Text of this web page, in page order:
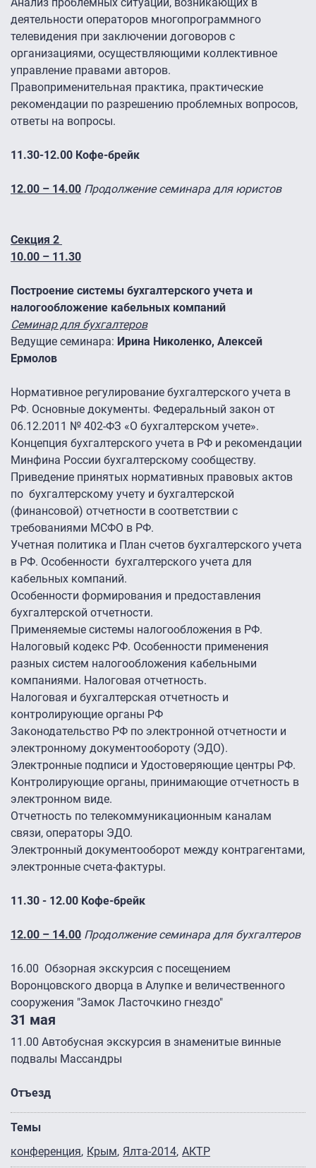
Анализ проблемных ситуаций, возникающих в
деятельности операторов многопрограммного
телевидения при заключении договоров с
организациями, осуществляющими коллективное
управление правами авторов.
Правоприменительная практика, практические
рекомендации по разрешению проблемных вопросов,
ответы на вопросы.
11.30-12.00 Кофе-брейк
12.00 – 14.00 Продолжение семинара для юристов
Секция 2
10.00 – 11.30
Построение системы бухгалтерского учета и
налогообложение кабельных компаний
Семинар для бухгалтеров
Ведущие семинара: Ирина Николенко, Алексей
Ермолов
Нормативное регулирование бухгалтерского учета в
РФ. Основные документы. Федеральный закон от
06.12.2011 № 402-ФЗ «О бухгалтерском учете».
Концепция бухгалтерского учета в РФ и рекомендации
Минфина России бухгалтерскому сообществу.
Приведение принятых нормативных правовых актов
по бухгалтерскому учету и бухгалтерской
(финансовой) отчетности в соответствии с
требованиями МСФО в РФ.
Учетная политика и План счетов бухгалтерского учета
в РФ. Особенности бухгалтерского учета для
кабельных компаний.
Особенности формирования и предоставления
бухгалтерской отчетности.
Применяемые системы налогообложения в РФ.
Налоговый кодекс РФ. Особенности применения
разных систем налогообложения кабельными
компаниями. Налоговая отчетность.
Налоговая и бухгалтерская отчетность и
контролирующие органы РФ
Законодательство РФ по электронной отчетности и
электронному документообороту (ЭДО).
Электронные подписи и Удостоверяющие центры РФ.
Контролирующие органы, принимающие отчетность в
электронном виде.
Отчетность по телекоммуникационным каналам
связи, операторы ЭДО.
Электронный документооборот между контрагентами,
электронные счета-фактуры.
11.30 - 12.00 Кофе-брейк
12.00 – 14.00 Продолжение семинара для бухгалтеров
16.00 Обзорная экскурсия с посещением
Воронцовского дворца в Алупке и величественного
сооружения "Замок Ласточкино гнездо"
31 мая
11.00 Автобусная экскурсия в знаменитые винные
подвалы Массандры
Отъезд
Темы
конференция
Крым Ялта-2014 АКТР